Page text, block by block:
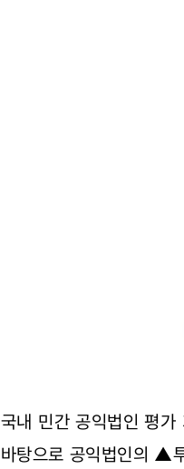
국내 민간 공익법인 평
바탕으로 공익법인의 ▲